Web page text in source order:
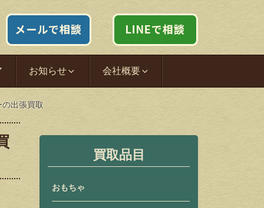
お知らせ 会社概要
出張買取
買取品目
おもちゃ